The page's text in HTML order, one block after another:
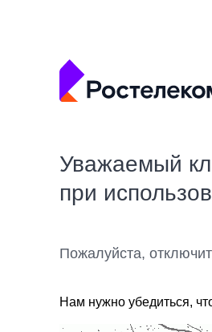
Уважаемый
при
Пожалуйста,
Нам нужно убедиться,